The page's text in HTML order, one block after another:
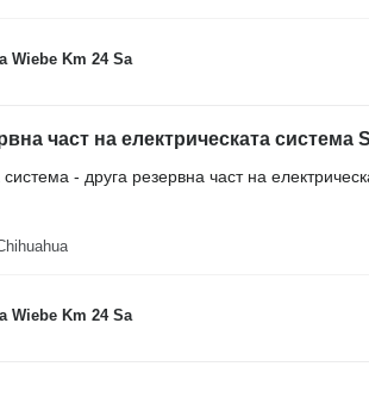
Wiebe Km 24 Sa
система - друга резервна част на
Wiebe Km 24 Sa